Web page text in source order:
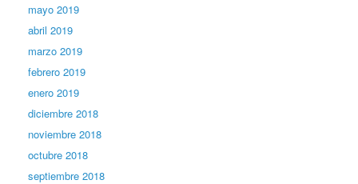
mayo 2019
abril 2019
marzo 2019
febrero 2019
enero 2019
diciembre 2018
noviembre 2018
octubre 2018
septiembre 2018